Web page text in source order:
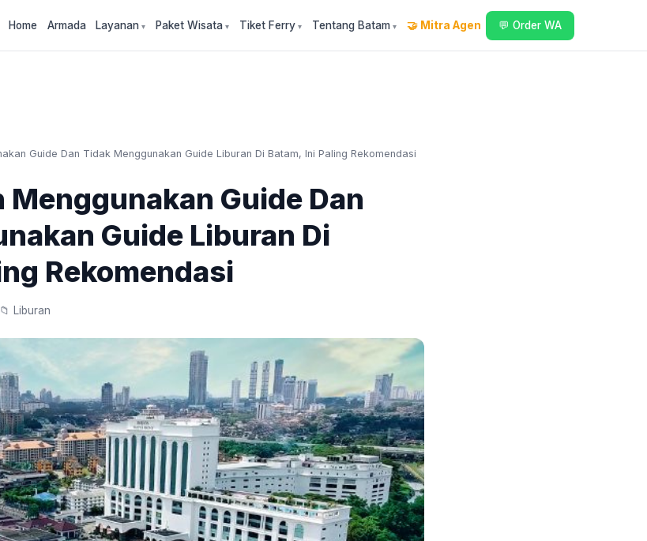
Home Armada Layanan Paket Wisata Tiket Ferry Tentang Batam 🤝 Mitra Agen 💬 Order WA
Guide Dan Tidak Menggunakan Guide Liburan Di Batam, Ini Paling Rekomendasi
Guide Dan
Guide Liburan Di
Rekomendasi
📁 Liburan